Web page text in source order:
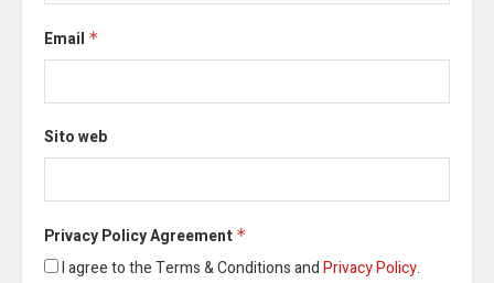
Email *
Sito web
Privacy Policy Agreement *
I agree to the Terms & Conditions andPrivacy Policy.